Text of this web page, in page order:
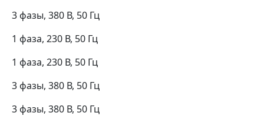
3 фазы, 380 В, 50 Гц
1 фаза, 230 В, 50 Гц
1 фаза, 230 В, 50 Гц
3 фазы, 380 В, 50 Гц
3 фазы, 380 В, 50 Гц